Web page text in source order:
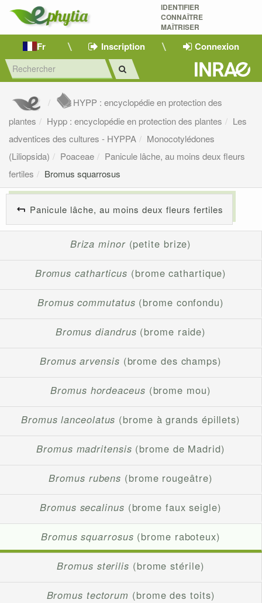
IDENTIFIER
CONNAÎTRE
MAÎTRISER
Fr Inscription Connexion
HYPP : encyclopédie en protection des
plantes
Hypp : encyclopédie en protection des plantes
Les
adventices des cultures - HYPPA
Monocotylédones
(Liliopsida)
Poaceae
Panicule lâche, au moins deux fleurs
fertiles
Bromus squarrosus
Panicule lâche, au moins deux fleurs fertiles
Briza minor(petite brize)
Bromus catharticus (brome cathartique)
Bromus commutatus (brome confondu)
Bromus diandrus (brome raide)
Bromus arvensis (brome des champs)
Bromus hordeaceus (brome mou)
Bromus lanceolatus (brome à grands épillets)
Bromus madritensis (brome de Madrid)
Bromus rubens (brome rougeâtre)
Bromus secalinus (brome faux seigle)
Bromus squarrosus (brome raboteux)
Bromus sterilis (brome stérile)
Bromus tectorum (brome des toits)